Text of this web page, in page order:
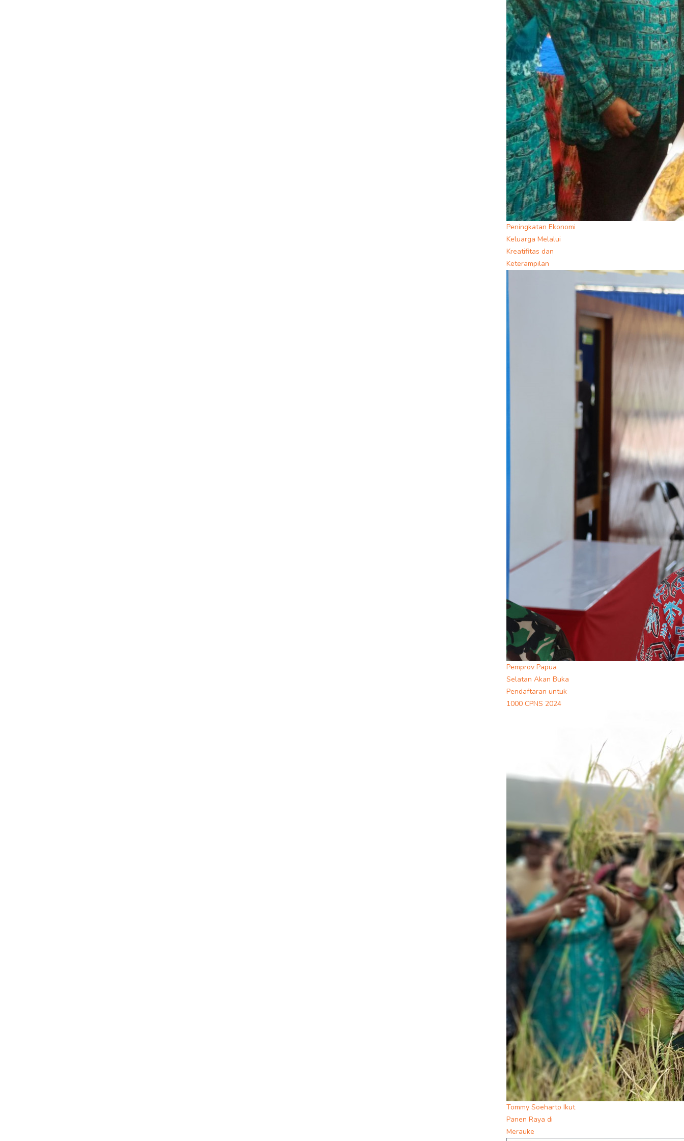
Peningkatan Ekonomi
Keluarga Melalui
Kreatifitas dan
Keterampilan
Pemprov Papua
Selatan Akan Buka
Pendaftaran untuk
1000 CPNS 2024
Tommy Soeharto Ikut
Panen Raya di
Merauke